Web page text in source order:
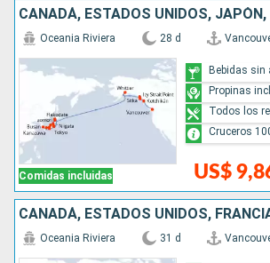
Comidas incluidas
Oceania Riviera 28 d
US$
Bebidas sin
Propinas
Todos los
Cruceros
CANADÁ, ESTADOS UNIDOS,
Oceania Riviera 31 d